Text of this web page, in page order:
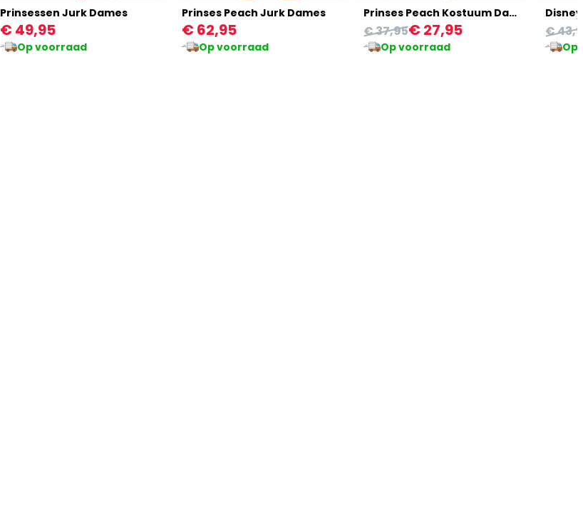
Prinsessen Jurk Dames
€ 49,95
Op voorraad
Prinses Peach Jurk Dames
€ 62,95
Op voorraad
Prinses Peach Kostuum Dames
€ 27,95
€ 37,95
Op voorraad
€
Op